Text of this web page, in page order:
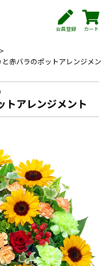
会員登録 カート
>
と赤バラのポットアレンジメン
トアレンジメント